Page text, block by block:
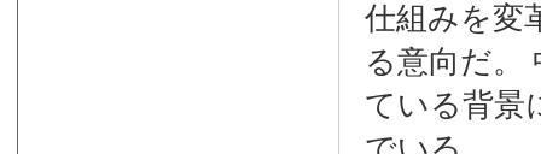
仕組みを変
る意向だ。
ている背景